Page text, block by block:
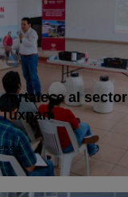
fortalece al sector